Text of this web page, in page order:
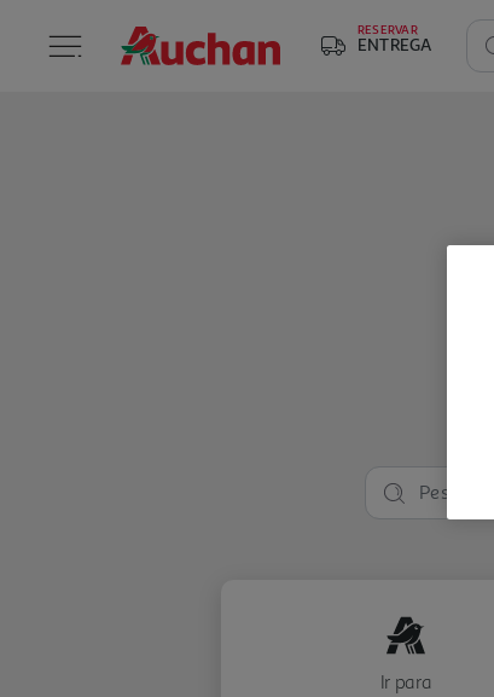
RESERVAR
ENTREGA
Ir para